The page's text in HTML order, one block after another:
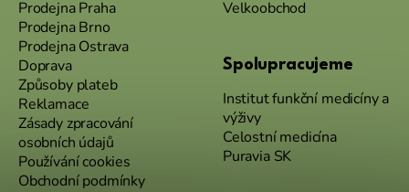
Prodejna Praha
Prodejna Brno
Prodejna Ostrava
Doprava
Způsoby plateb
Reklamace
Zásady zpracování
osobních údajů
Používání cookies
Obchodní podmínky
Velkoobchod
Spolupracujeme
Institut funkční medicíny a
výživy
Celostní medicína
Puravia SK